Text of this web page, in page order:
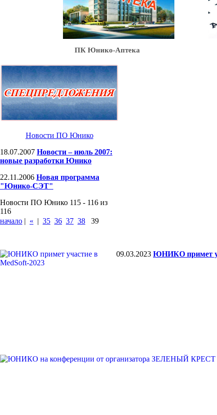
ПК Юнико-Аптека
Новости ПО Юнико
18.07.2007 Новости – июль 2007:
новые разработки Юнико
22.11.2006 Новая программа
"Юнико-СЭТ"
Новости ПО Юнико 115 - 116 из
116
начало | « | 35 36 37 38 39
09.03.2023 ЮНИКО примет